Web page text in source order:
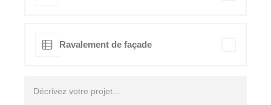
Ravalement de façade